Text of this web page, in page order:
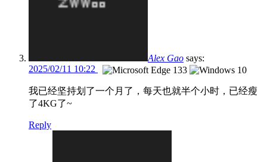
Alex Gao says:
2025/02/11 10:22
我已经坚持划了一个月了，每天也就半个小时，已经瘦
了4KG了~
Reply